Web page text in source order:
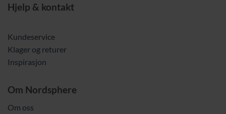
Hjelp & kontakt
Kundeservice
Klager og returer
Inspirasjon
Om Nordsphere
Om oss